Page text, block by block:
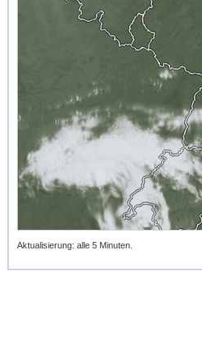
Aktualisierung: alle 5 Minuten.